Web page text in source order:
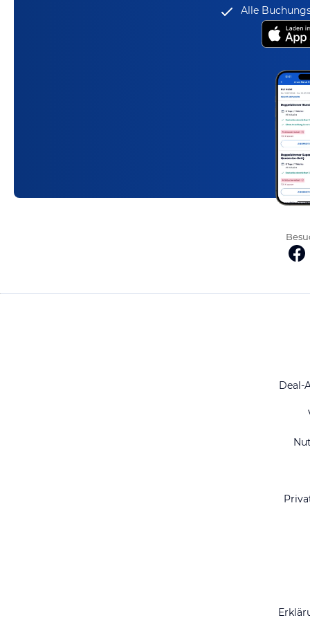
Alle
Deal-